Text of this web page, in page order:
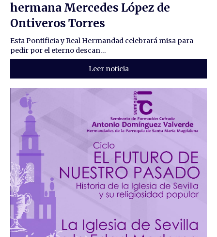
hermana Mercedes López de
Ontiveros Torres
Esta Pontificia y Real Hermandad celebrará misa para
pedir por el eterno descan...
Leer noticia